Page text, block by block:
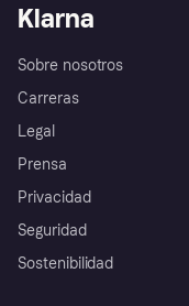
Klarna
Sobre nosotros
Carreras
Legal
Prensa
Privacidad
Seguridad
Sostenibilidad